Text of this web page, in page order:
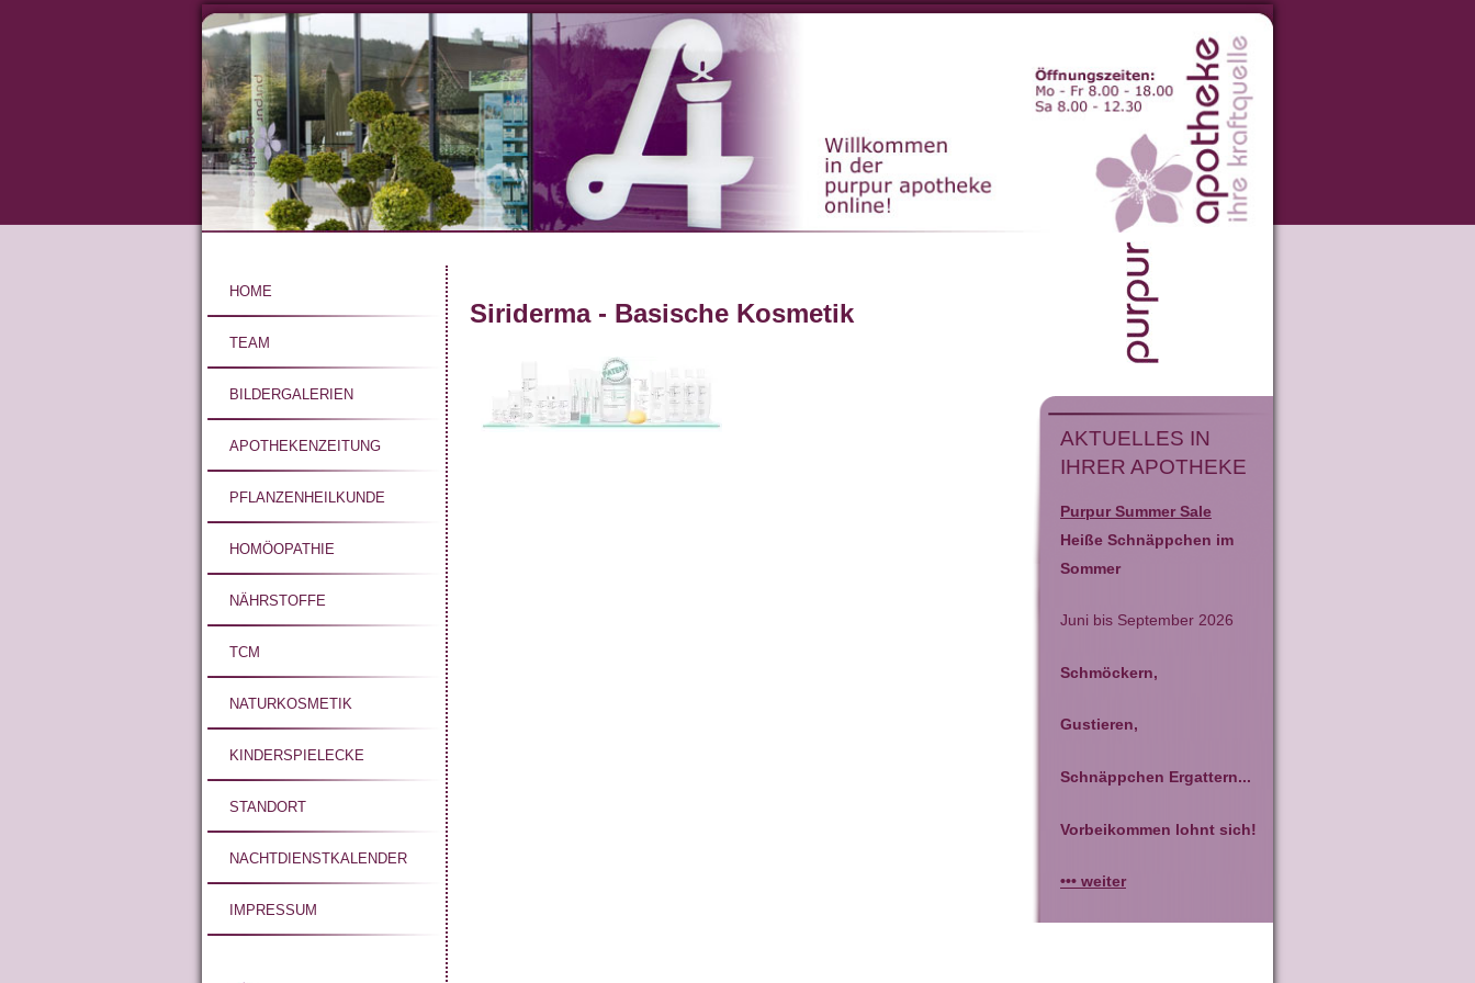
Hauptnavigation
HOME
TEAM
BILDERGALERIEN
APOTHEKENZEITUNG
PFLANZENHEILKUNDE
HOMÖOPATHIE
NÄHRSTOFFE
TCM
NATURKOSMETIK
KINDERSPIELECKE
STANDORT
NACHTDIENSTKALENDER
IMPRESSUM
Siriderma - Basische Kosmetik
AKTUELLES IN
IHRER APOTHEKE
Purpur Summer Sale
Heiße Schnäppchen im
Sommer
Juni bis September 2026
Schmöckern,
Gustieren,
Schnäppchen Ergattern...
Vorbeikommen lohnt sich!
••• weiter